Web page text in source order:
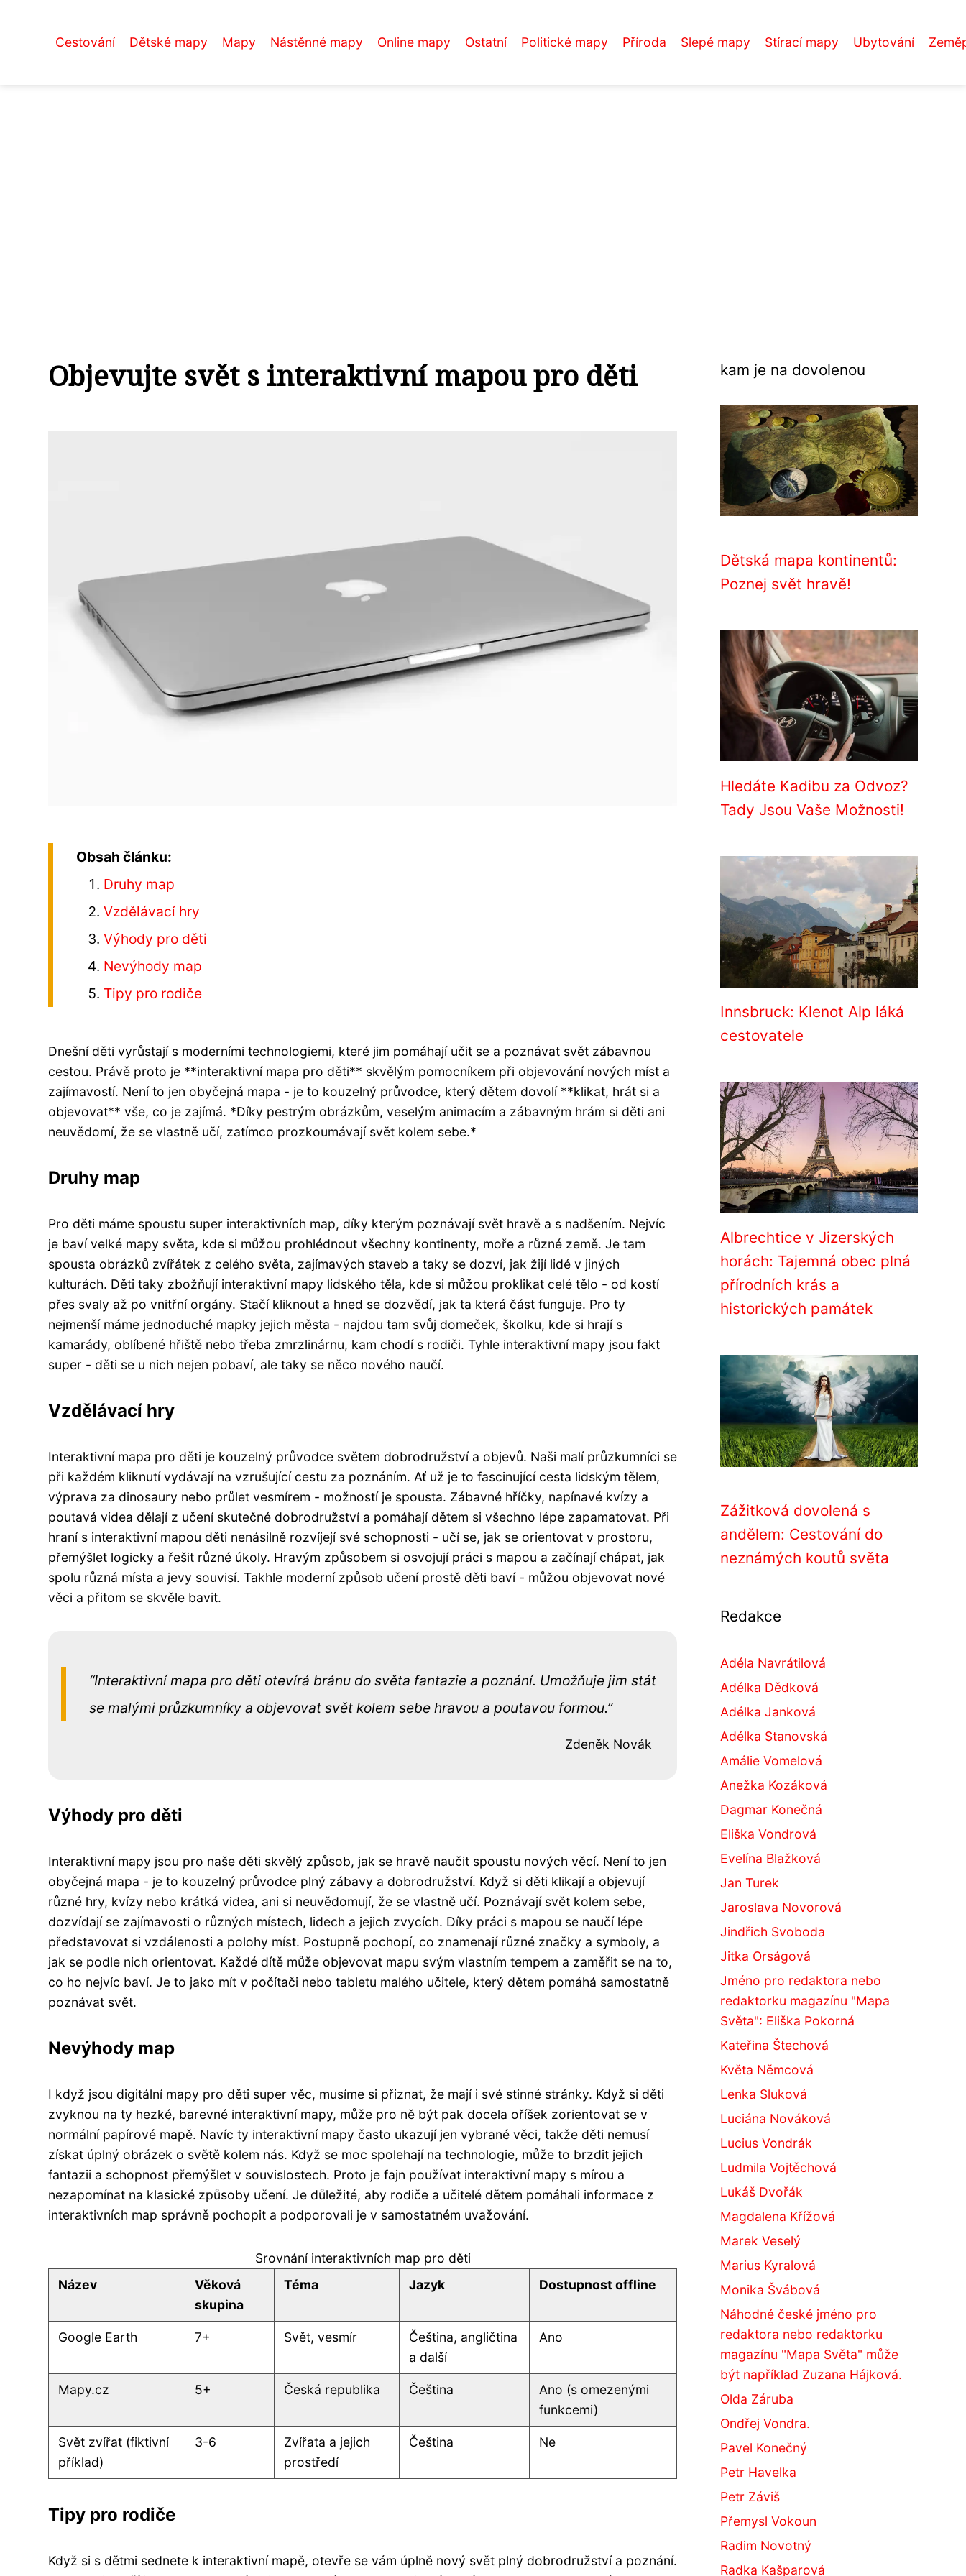
Cestování Dětské mapy Mapy Nástěnné mapy Online mapy Ostatní Politické mapy Příroda Slepé mapy Stírací mapy Ubytování
Objevujte svět s interaktivní mapou pro děti
Obsah článku:
Druhy map
Vzdělávací hry
Výhody pro děti
Nevýhody map
Tipy pro rodiče
Dnešní děti vyrůstají s moderními technologiemi, které jim pomáhají učit se a poznávat svět zábavnou
cestou. Právě proto je **interaktivní mapa pro děti** skvělým pomocníkem při objevování nových míst a
zajímavostí. Není to jen obyčejná mapa - je to kouzelný průvodce, který dětem dovolí **klikat, hrát si a
objevovat** vše, co je zajímá. *Díky pestrým obrázkům, veselým animacím a zábavným hrám si děti ani
neuvědomí, že se vlastně učí, zatímco prozkoumávají svět kolem sebe.*
Druhy map
Pro děti máme spoustu super interaktivních map, díky kterým poznávají svět hravě a s nadšením. Nejvíc
je baví velké mapy světa, kde si můžou prohlédnout všechny kontinenty, moře a různé země. Je tam
spousta obrázků zvířátek z celého světa, zajímavých staveb a taky se dozví, jak žijí lidé v jiných
kulturách. Děti taky zbožňují interaktivní mapy lidského těla, kde si můžou proklikat celé tělo - od kostí
přes svaly až po vnitřní orgány. Stačí kliknout a hned se dozvědí, jak ta která část funguje. Pro ty
nejmenší máme jednoduché mapky jejich města - najdou tam svůj domeček, školku, kde si hrají s
kamarády, oblíbené hřiště nebo třeba zmrzlinárnu, kam chodí s rodiči. Tyhle interaktivní mapy jsou fakt
super - děti se u nich nejen pobaví, ale taky se něco nového naučí.
Vzdělávací hry
Interaktivní mapa pro děti je kouzelný průvodce světem dobrodružství a objevů. Naši malí průzkumníci se
při každém kliknutí vydávají na vzrušující cestu za poznáním. Ať už je to fascinující cesta lidským tělem,
výprava za dinosaury nebo průlet vesmírem - možností je spousta. Zábavné hříčky, napínavé kvízy a
poutavá videa dělají z učení skutečné dobrodružství a pomáhají dětem si všechno lépe zapamatovat. Při
hraní s interaktivní mapou děti nenásilně rozvíjejí své schopnosti - učí se, jak se orientovat v prostoru,
přemýšlet logicky a řešit různé úkoly. Hravým způsobem si osvojují práci s mapou a začínají chápat, jak
spolu různá místa a jevy souvisí. Takhle moderní způsob učení prostě děti baví - můžou objevovat nové
věci a přitom se skvěle bavit.
Interaktivní mapa pro děti otevírá bránu do světa fantazie a poznání. Umožňuje jim stát
se malými průzkumníky a objevovat svět kolem sebe hravou a poutavou formou.
Zdeněk Novák
Výhody pro děti
Interaktivní mapy jsou pro naše děti skvělý způsob, jak se hravě naučit spoustu nových věcí. Není to jen
obyčejná mapa - je to kouzelný průvodce plný zábavy a dobrodružství. Když si děti klikají a objevují
různé hry, kvízy nebo krátká videa, ani si neuvědomují, že se vlastně učí. Poznávají svět kolem sebe,
dozvídají se zajímavosti o různých místech, lidech a jejich zvycích. Díky práci s mapou se naučí lépe
představovat si vzdálenosti a polohy míst. Postupně pochopí, co znamenají různé značky a symboly, a
jak se podle nich orientovat. Každé dítě může objevovat mapu svým vlastním tempem a zaměřit se na to,
co ho nejvíc baví. Je to jako mít v počítači nebo tabletu malého učitele, který dětem pomáhá samostatně
poznávat svět.
Nevýhody map
I když jsou digitální mapy pro děti super věc, musíme si přiznat, že mají i své stinné stránky. Když si děti
zvyknou na ty hezké, barevné interaktivní mapy, může pro ně být pak docela oříšek zorientovat se v
normální papírové mapě. Navíc ty interaktivní mapy často ukazují jen vybrané věci, takže děti nemusí
získat úplný obrázek o světě kolem nás. Když se moc spolehají na technologie, může to brzdit jejich
fantazii a schopnost přemýšlet v souvislostech. Proto je fajn používat interaktivní mapy s mírou a
nezapomínat na klasické způsoby učení. Je důležité, aby rodiče a učitelé dětem pomáhali informace z
interaktivních map správně pochopit a podporovali je v samostatném uvažování.
Srovnání interaktivních map pro děti
Název
Věková
skupina
Téma Jazyk Dostupnost offline
Google Earth 7+ Svět, vesmír
Čeština, angličtina
a další
Ano
Mapy.cz 5+ Česká republika Čeština
Ano (s omezenými
funkcemi)
Svět zvířat (fiktivní
příklad)
3-6
Zvířata a jejich
prostředí
Čeština Ne
Tipy pro rodiče
Když si s dětmi sednete k interaktivní mapě, otevře se vám úplně nový svět plný dobrodružství a poznání.
kam je na dovolenou
Dětská mapa kontinentů:
Poznej svět hravě!
Hledáte Kadibu za Odvoz?
Tady Jsou Vaše Možnosti!
Innsbruck: Klenot Alp láká
cestovatele
Albrechtice v Jizerských
horách: Tajemná obec plná
přírodních krás a
historických památek
Zážitková dovolená s
andělem: Cestování do
neznámých koutů světa
Redakce
Adéla Navrátilová
Adélka Dědková
Adélka Janková
Adélka Stanovská
Amálie Vomelová
Anežka Kozáková
Dagmar Konečná
Eliška Vondrová
Evelína Blažková
Jan Turek
Jaroslava Novorová
Jindřich Svoboda
Jitka Orságová
Jméno pro redaktora nebo
redaktorku magazínu "Mapa
Světa": Eliška Pokorná
Kateřina Štechová
Květa Němcová
Lenka Sluková
Luciána Nováková
Lucius Vondrák
Ludmila Vojtěchová
Lukáš Dvořák
Magdalena Křížová
Marek Veselý
Marius Kyralová
Monika Švábová
Náhodné české jméno pro
redaktora nebo redaktorku
magazínu "Mapa Světa" může
být například Zuzana Hájková.
Olda Záruba
Ondřej Vondra.
Pavel Konečný
Petr Havelka
Petr Záviš
Přemysl Vokoun
Radim Novotný
Radka Kašparová